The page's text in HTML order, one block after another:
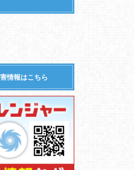
情報はこちら